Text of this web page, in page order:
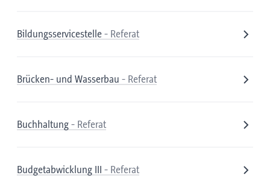
Bildungsservicestelle - Referat
Brücken- und Wasserbau - Referat
Buchhaltung - Referat
Budgetabwicklung III - Referat